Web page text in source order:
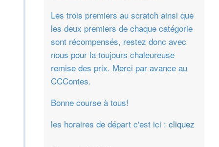
Les trois premiers au scratch ainsi que
les deux premiers de chaque catégorie
sont récompensés, restez donc avec
nous pour la toujours chaleureuse
remise des prix. Merci par avance au
CCContes.
Bonne course à tous!
les horaires de départ c'est ici : cliquez